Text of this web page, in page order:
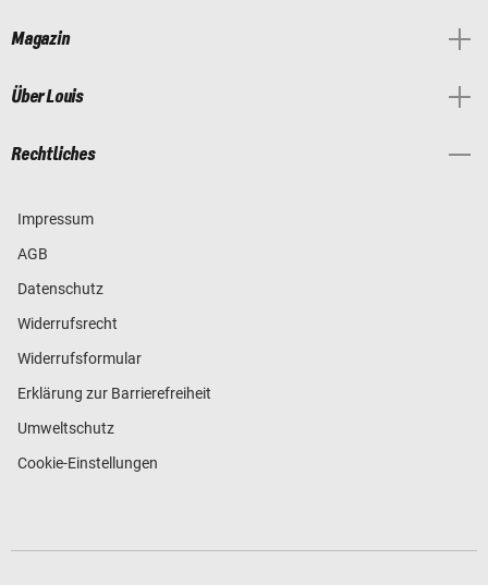
Magazin
Über Louis
Rechtliches
Impressum
AGB
Datenschutz
Widerrufsrecht
Widerrufsformular
Erklärung zur Barrierefreiheit
Umweltschutz
Cookie-Einstellungen